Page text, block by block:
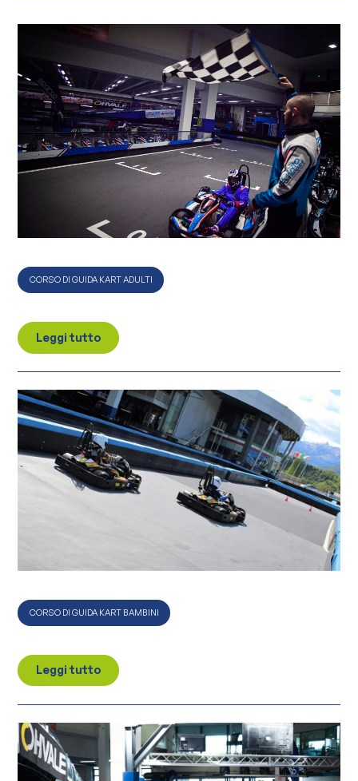
CORSO DI GUIDA KART ADULTI
Leggi tutto
CORSO DI GUIDA KART BAMBINI
Leggi tutto